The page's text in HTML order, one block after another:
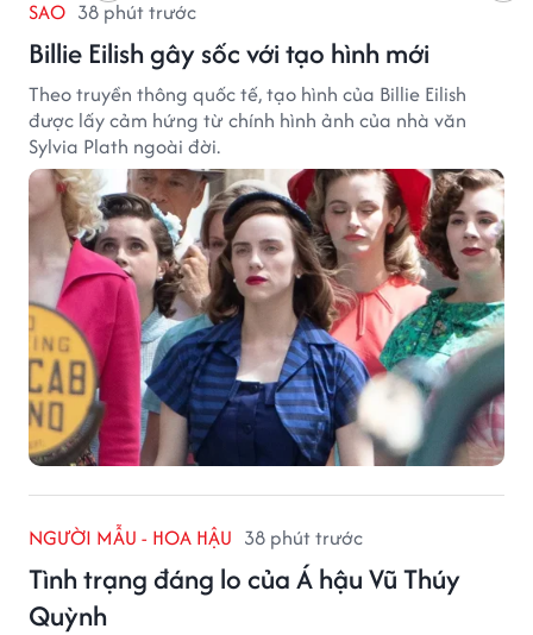
SAO 38 phút trước
Billie Eilish gây sốc với tạo hình mới
Theo truyền thông quốc tế, tạo hình của Billie Eilish
được lấy cảm hứng từ chính hình ảnh của nhà văn
Sylvia Plath ngoài đời.
NGƯỜI MẪU - HOA HẬU 38 phút trước
Tình trạng đáng lo của Á hậu Vũ Thúy
Quỳnh